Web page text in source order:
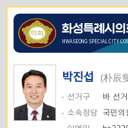
화성특례시
HWASEONG SPECIAL CITY
박진섭 (朴辰
선거구
바 선
소속정당 국민의